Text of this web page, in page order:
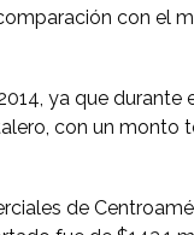
con el
ya que durante
con un monto
de